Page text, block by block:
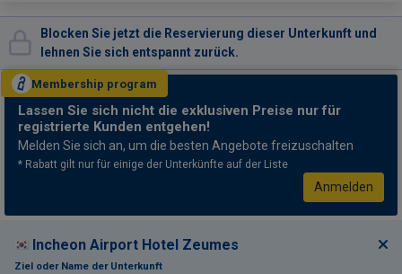
Blocken Sie jetzt die Reservierung dieser Unterkunft und
lehnen Sie sich entspannt zurück.
Membership program
Lassen Sie sich nicht die exklusiven Preise nur für
registrierte Kunden entgehen!
Melden Sie sich an, um die besten Angebote freizuschalten
* Rabatt gilt nur für einige der Unterkünfte auf der Liste
Anmelden
Incheon Airport Hotel Zeumes
Ziel oder Name der Unterkunft